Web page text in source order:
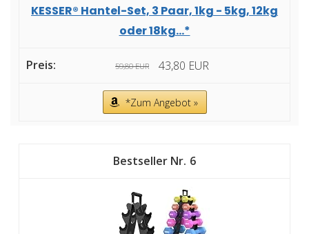
KESSER® Hantel-Set, 3 Paar, 1kg - 5kg, 12kg
oder 18kg...*
59,80 EUR 43,80 EUR
*Zum Angebot »
6